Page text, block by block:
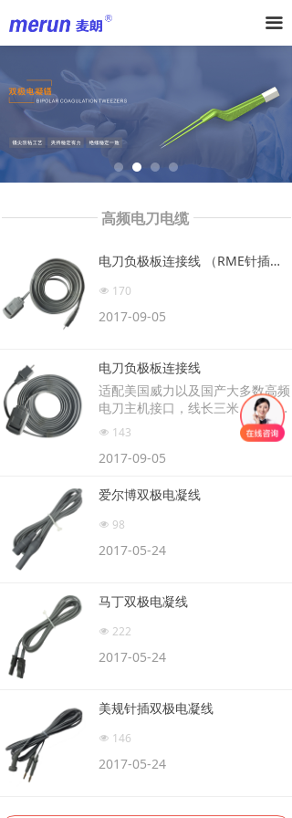
끀
高频电刀电缆
电刀负极板连接线 （RME针插圆头）
넶 170
2017-09-05
电刀负极板连接线
适配美国威力以及国产大多数高频
电刀主机接口，线长三米，不可高
温高压消毒
넶 143
2017-09-05
爱尔博双极电凝线
넶 98
2017-05-24
马丁双极电凝线
넶 222
2017-05-24
美规针插双极电凝线
넶 146
2017-05-24